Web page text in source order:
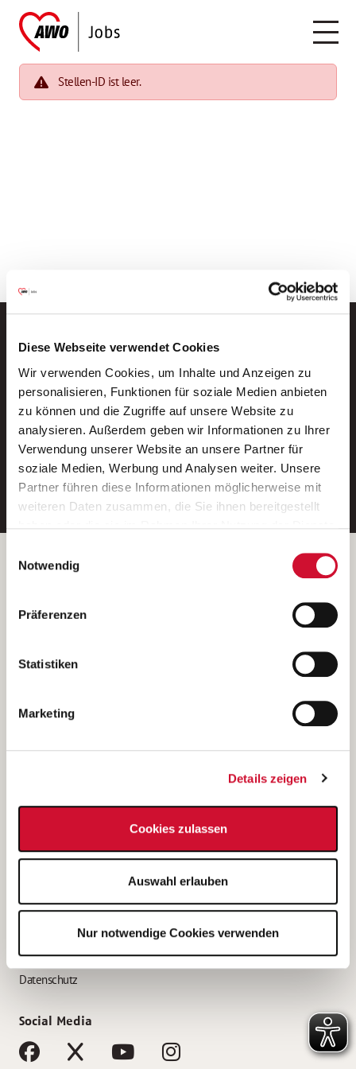
Diese Webseite verwendet Cookies
Wir verwenden Cookies, um Inhalte und Anzeigen zu
personalisieren, Funktionen für soziale Medien anbieten
zu können und die Zugriffe auf unsere Website zu
analysieren. Außerdem geben wir Informationen zu Ihrer
Verwendung unserer Website an unsere Partner für
soziale Medien, Werbung und Analysen weiter. Unsere
Partner führen diese Informationen möglicherweise mit
weiteren Daten zusammen, die Sie ihnen bereitgestellt
Wenn Sie auf „Cookies zulassen“ klicken, so stimmen
Sie der Speicherung sämtlicher Cookies zu. Sie können
Ihre Einwilligung selbstverständlich jederzeit widerrufen,
indem Sie die Cookie-Einstellungen aufrufen und diese
unsererDatenschutzerklärung
Notwendig
Präferenzen
Statistiken
Marketing
Details zeigen
Cookies zulassen
Auswahl erlauben
Nur notwendige Cookies verwenden
Stellen-ID ist leer.
Neue Stellen per E-Mail.
Ein kostenloser Service von AWO
Jobs.
E-Mail-Adresse eintragen
Betreiber der Webseite
Kantstraße 45a
(Ein Tochterunternehmen des AWO Bezirksverbandes Unterfranken
e.V.)
Bewerbung als Altenpflegehelfer*in
Bewerbung als Erzieher*in
AWO Gliederungen nach Bundesland
Impressum
Datenschutz
Social Media